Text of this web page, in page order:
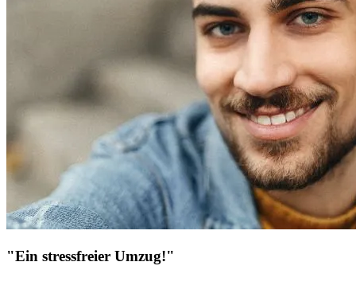
"Ein stressfreier Umzug!"